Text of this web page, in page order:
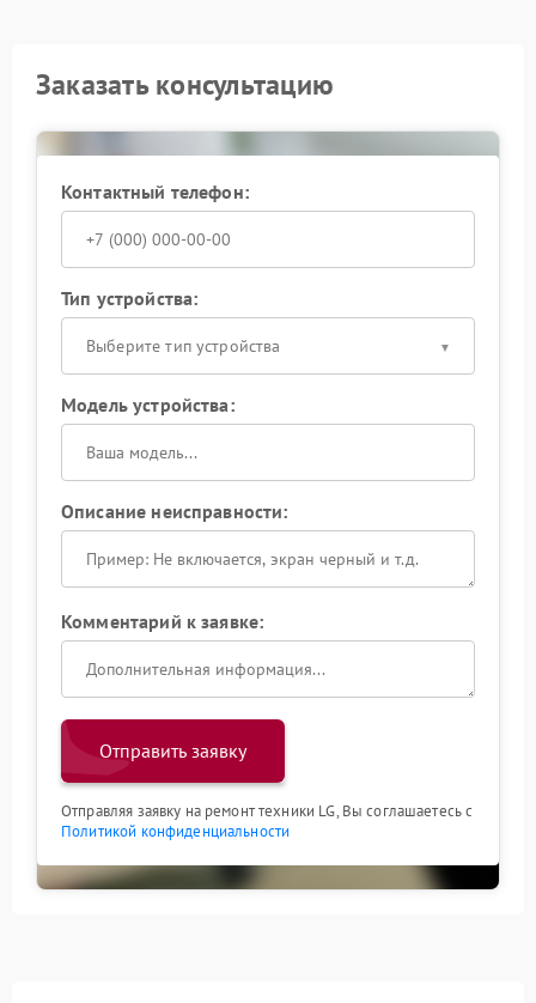
Заказать консультацию
Контактный телефон:
Тип устройства:
Выберите тип устройства
Модель устройства:
Описание неисправности:
Комментарий к заявке:
Отправить заявку
Отправляя заявку на ремонт техники LG, Вы соглашаетесь с
Политикой конфиденциальности